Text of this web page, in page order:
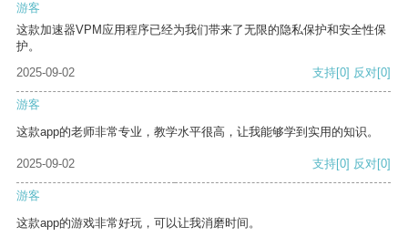
游客
这款加速器VPM应用程序已经为我们带来了无限的隐私保护和安全性保
护。
2025-09-02
支持[0] 反对[0]
游客
这款app的老师非常专业，教学水平很高，让我能够学到实用的知识。
2025-09-02 支持[0] 反对[0]
游客
这款app的游戏非常好玩，可以让我消磨时间。